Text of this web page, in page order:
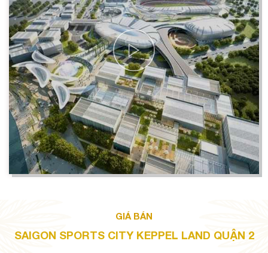
GIÁ BÁN
SAIGON SPORTS CITY KEPPEL LAND QUẬN 2